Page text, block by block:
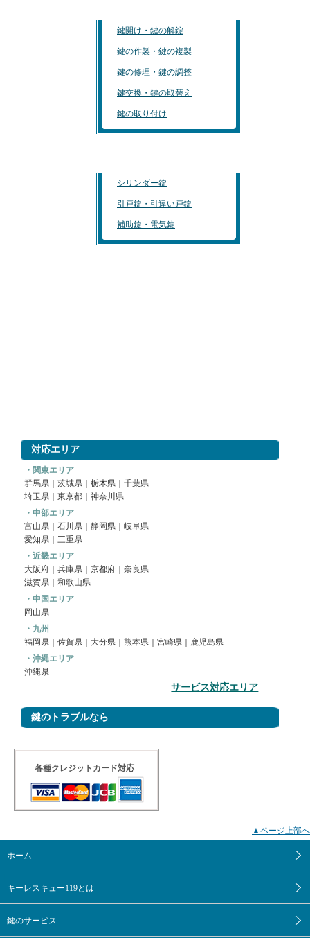
鍵開け・鍵の解錠
鍵の作製・鍵の複製
鍵の修理・鍵の調整
鍵交換・鍵の取替え
鍵の取り付け
シリンダー錠
引戸錠・引違い戸錠
補助錠・電気錠
対応エリア
・関東エリア
群馬県 ｜ 茨城県 ｜ 栃木県 ｜ 千葉県
埼玉県 ｜ 東京都 ｜ 神奈川県
・中部エリア
富山県｜ 石川県 ｜ 静岡県 ｜ 岐阜県
愛知県 ｜ 三重県
・近畿エリア
大阪府 ｜ 兵庫県 ｜ 京都府 ｜ 奈良県
滋賀県 ｜ 和歌山県
・中国エリア
岡山県
・九州
福岡県 ｜ 佐賀県 ｜大分県｜熊本県｜宮崎県｜鹿児島県
・沖縄エリア
沖縄県
サービス対応エリア
鍵のトラブルなら
各種クレジットカード対応
▲ページ上部へ
ホーム
キーレスキュー119とは
鍵のサービス